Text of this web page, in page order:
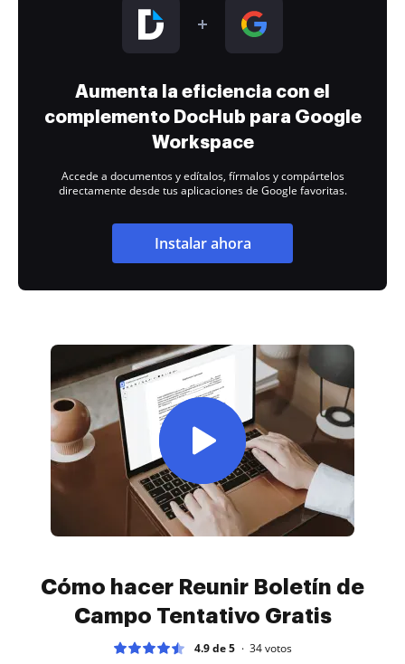
Aumenta la eficiencia con el
complemento DocHub para Google
Workspace
Accede a documentos y edítalos, fírmalos y compártelos
directamente desde tus aplicaciones de Google favoritas.
Instalar ahora
Cómo hacer Reunir Boletín de
Campo Tentativo Gratis
4.9 de 5 34votos